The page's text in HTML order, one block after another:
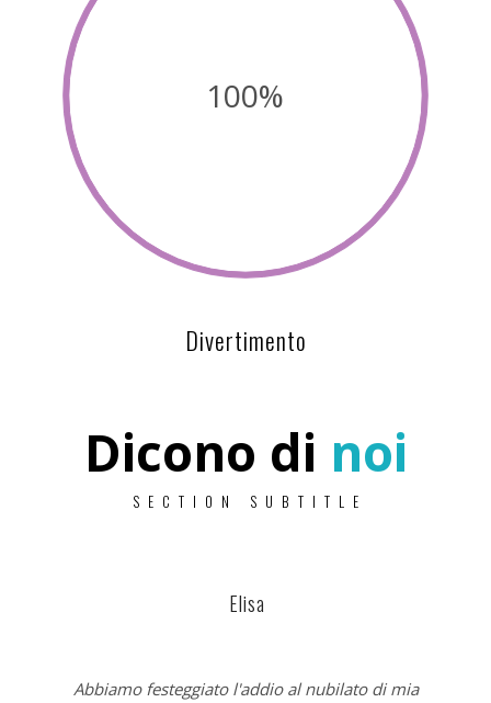
100%
Divertimento
Dicono di noi
SECTION SUBTITLE
Elisa
Abbiamo festeggiato l'addio al nubilato di mia